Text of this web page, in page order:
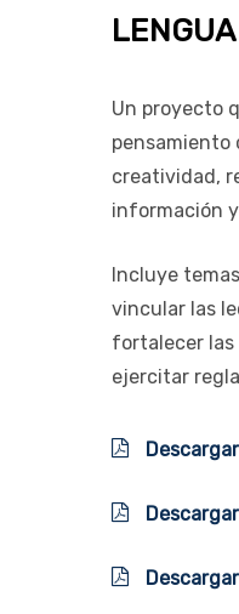
Un proyecto
pensamiento
creatividad,
información
Incluye
vincular las
fortalecer las
ejercitar